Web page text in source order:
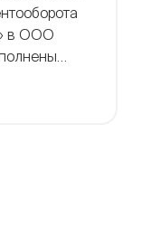
в ООО
— с 16